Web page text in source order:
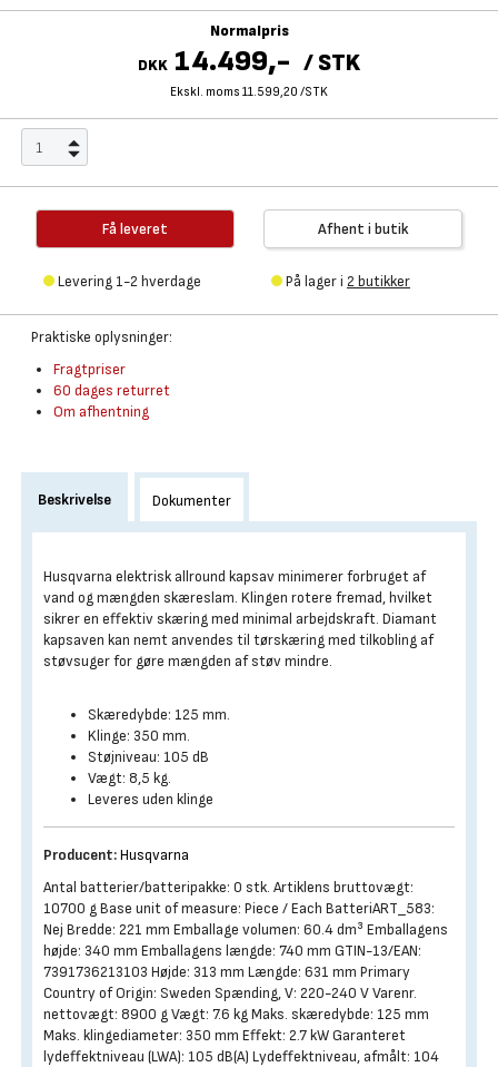
Normalpris
DKK 14.499,- /STK
Ekskl. moms 11.599,20 /STK
Få leveret
Levering 1-2 hverdage
Afhent i butik
På lager i 2 butikker
Praktiske oplysninger:
Fragtpriser
60 dages returret
Om afhentning
Beskrivelse Dokumenter
Husqvarna elektrisk allround kapsav minimerer forbruget af
vand og mængden skæreslam. Klingen rotere fremad, hvilket
sikrer en effektiv skæring med minimal arbejdskraft. Diamant
kapsaven kan nemt anvendes til tørskæring med tilkobling af
støvsuger for gøre mængden af støv mindre.
Skæredybde: 125 mm.
Klinge: 350 mm.
Støjniveau: 105 dB
Vægt: 8,5 kg.
Leveres uden klinge
Producent:Husqvarna
Antal batterier/batteripakke: 0 stk. Artiklens bruttovægt:
10700 g Base unit of measure: Piece / Each BatteriART_583:
Nej Bredde: 221 mm Emballage volumen: 60.4 dm³ Emballagens
højde: 340 mm Emballagens længde: 740 mm GTIN-13/EAN:
7391736213103 Højde: 313 mm Længde: 631 mm Primary
Country of Origin: Sweden Spænding, V: 220-240 V Varenr.
nettovægt: 8900 g Vægt: 7.6 kg Maks. skæredybde: 125 mm
Maks. klingediameter: 350 mm Effekt: 2.7 kW Garanteret
lydeffektniveau (LWA): 105 dB(A) Lydeffektniveau, afmålt: 104